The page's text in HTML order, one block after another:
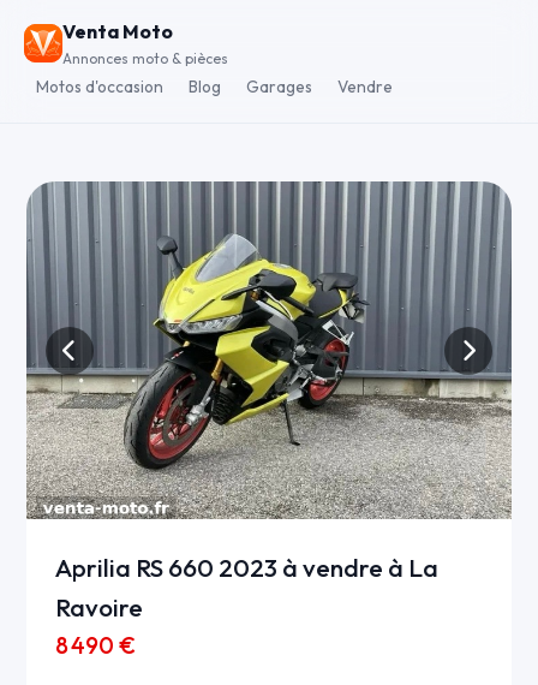
Venta Moto
Annonces moto & pièces
Motos d'occasion Blog Garages Vendre
Aprilia RS 660 2023 à vendre à La
Ravoire
8 490 €